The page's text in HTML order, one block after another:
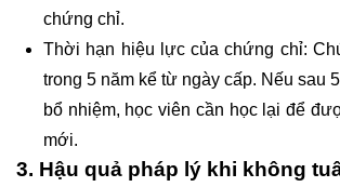
chứng chỉ.
Thời hạn hiệu lực của chứng chỉ:
trong 5 năm kể từ ngày cấp. Nếu sau
bổ nhiệm, học viên cần học lại để
mới.
3. Hậu quả pháp lý khi không